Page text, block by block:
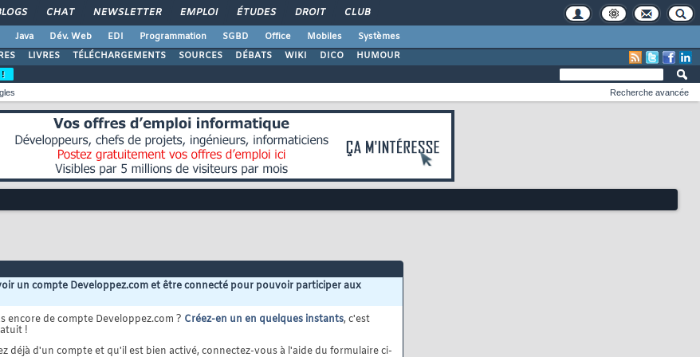
CHAT NEWSLETTER EMPLOI ÉTUDES DROIT CLUB
Java Dév. Web EDI Programmation SGBD Office Mobiles
Systèmes
LIVRES TÉLÉCHARGEMENTS SOURCES DÉBATS WIKI DICO HUMOUR
!
Recherche avancée
un compte Developpez.com et être connecté pour pouvoir participer aux
encore de compte Developpez.com ? Créez-en un en quelques instants, c'est
!
déjà d'un compte et qu'il est bien activé, connectez-vous à l'aide du formulaire ci-